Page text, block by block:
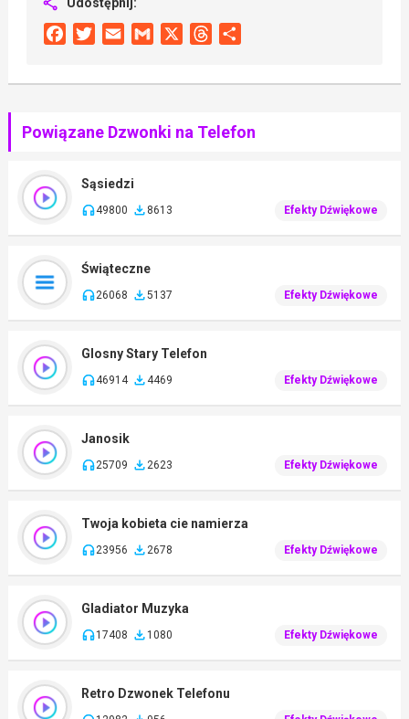
FacebookTwitterEmail Gmail Threads
Powiązane Dzwonki na Telefon
Sąsiedzi
49800 8613 Efekty Dźwiękowe
Świąteczne
26068 5137 Efekty Dźwiękowe
Glosny Stary Telefon
46914 4469 Efekty Dźwiękowe
Janosik
25709 2623 Efekty Dźwiękowe
Twoja kobieta cie namierza
23956 2678 Efekty Dźwiękowe
Gladiator Muzyka
17408 1080 Efekty Dźwiękowe
Retro Dzwonek Telefonu